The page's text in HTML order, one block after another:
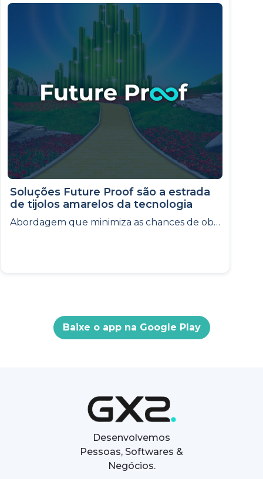
Soluções Future Proof são a estrada
de tijolos amarelos da tecnologia
Abordagem que minimiza as chances de obsolescência de produtos digitais explicada através de uma analogia ao filme “O Mágico de Oz”, trazendo sua importância para o desenvolvimento de projetos de tecnologia.
Baixe o app na Google Play
Desenvolvemos
Pessoas, Softwares &
Negócios.